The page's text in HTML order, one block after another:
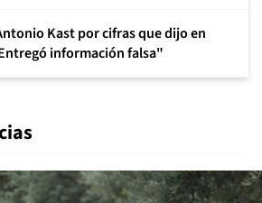
Kast por cifras que dijo en
información falsa"